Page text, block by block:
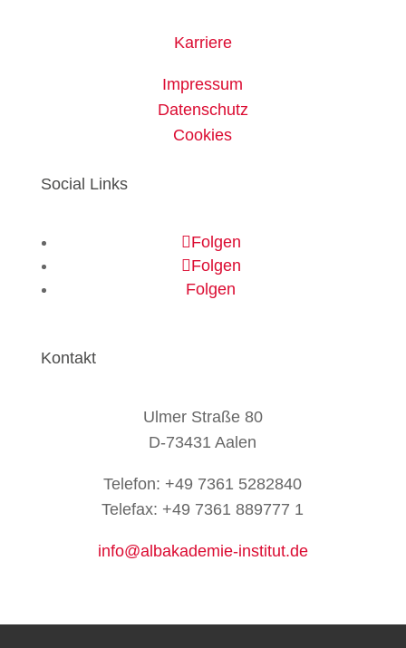
Karriere
Impressum
Datenschutz
Cookies
Social Links
Folgen
Folgen
Folgen
Kontakt
Ulmer Straße 80
D-73431 Aalen
Telefon: +49 7361 5282840
Telefax: +49 7361 889777 1
info@albakademie-institut.de